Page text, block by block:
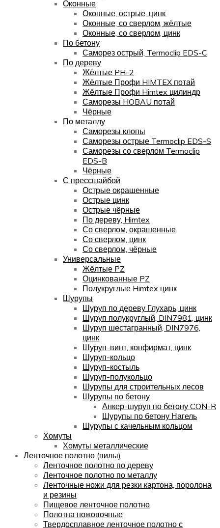
Оконные
Оконные, острые, цинк
Оконные, со сверлом, жёлтые
Оконные, со сверлом, цинк
По бетону
Саморез острый, Termoclip EDS-C
По дереву
Жёлтые PH-2
Жёлтые Профи HIMTEX потай
Жёлтые Профи Himtex цилиндр
Саморезы HOBAU потай
Чёрные
По металлу
Саморезы клопы
Саморезы острые Termoclip EDS-S
Саморезы со сверлом Termoclip
EDS-B
Чёрные
С прессшайбой
Острые окрашенные
Острые цинк
Острые чёрные
По дереву, Himtex
Со сверлом, окрашенные
Со сверлом, цинк
Со сверлом, чёрные
Универсальные
Жёлтые PZ
Оцинкованные PZ
Полукруглые Himtex цинк
Шурупы
Шуруп по дереву Глухарь, цинк
Шуруп полукруглый, DIN7981, цинк
Шуруп шестагранный, DIN7976,
цинк
Шуруп-винт, конфирмат, цинк
Шуруп-кольцо
Шуруп-костыль
Шуруп-полукольцо
Шурупы для строительных лесов
Шурупы по бетону
Анкер-шуруп по бетону CON-R
Шурупы по бетону Нагель
Шурупы с качельным кольцом
Хомуты
Хомуты металлические
Ленточное полотно (пилы)
Ленточное полотно по дереву
Ленточное полотно по металлу
Ленточные ножи для резки картона, поролона
и резины
Пищевое ленточное полотно
Полотна ножовочные
Твердосплавное ленточное полотно с